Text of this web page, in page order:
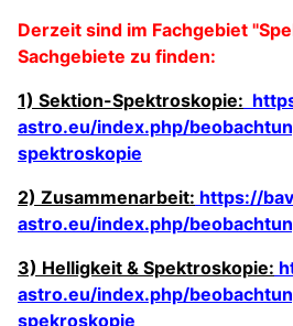
Derzeit sind im Fachgebiet
Sachgebiete zu finden:
1) Sektion-Spektroskopie:
astro.eu/index.php/
spektroskopie
2) Zusammenarbeit: https://
astro.eu/index.php/
3) Helligkeit & Spektroskopie:
astro.eu/index.php/
spekroskopie